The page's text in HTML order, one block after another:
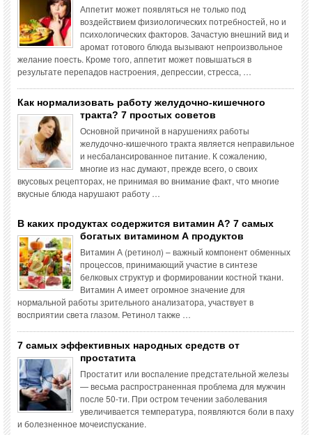
Аппетит может появляться не только под
воздействием физиологических потребностей, но и
психологических факторов. Зачастую внешний вид и
аромат готового блюда вызывают непроизвольное
желание поесть. Кроме того, аппетит может повышаться в
результате перепадов настроения, депрессии, стресса, …
Как нормализовать работу желудочно-кишечного
тракта? 7 простых советов
Основной причиной в нарушениях работы
желудочно-кишечного тракта является неправильное
и несбалансированное питание. К сожалению,
многие из нас думают, прежде всего, о своих
вкусовых рецепторах, не принимая во внимание факт, что многие
вкусные блюда нарушают работу …
В каких продуктах содержится витамин А? 7 самых
богатых витамином А продуктов
Витамин А (ретинол) – важный компонент обменных
процессов, принимающий участие в синтезе
белковых структур и формировании костной ткани.
Витамин А имеет огромное значение для
нормальной работы зрительного анализатора, участвует в
восприятии света глазом. Ретинол также …
7 самых эффективных народных средств от
простатита
Простатит или воспаление предстательной железы
— весьма распространенная проблема для мужчин
после 50-ти. При остром течении заболевания
увеличивается температура, появляются боли в паху
и болезненное мочеиспускание.